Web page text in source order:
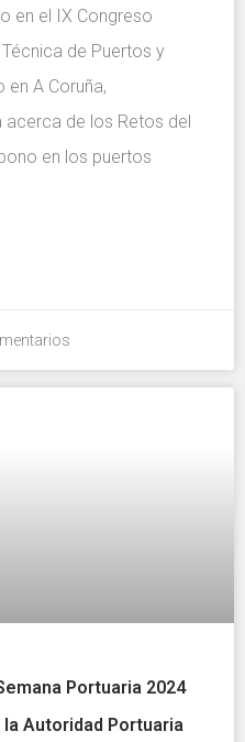
en el IX Congreso
de Puertos y
en A Coruña,
acerca de los Retos del
en los puertos
Portuaria 2024
la Autoridad Portuaria